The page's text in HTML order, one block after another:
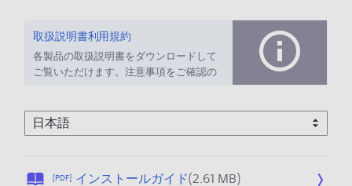
取扱説明書利用規約
各製品の取扱説明書をダウンロードして
ご覧いただけます。注意事項をご確認の
[PDF] インストールガイド(2.61 MB)公